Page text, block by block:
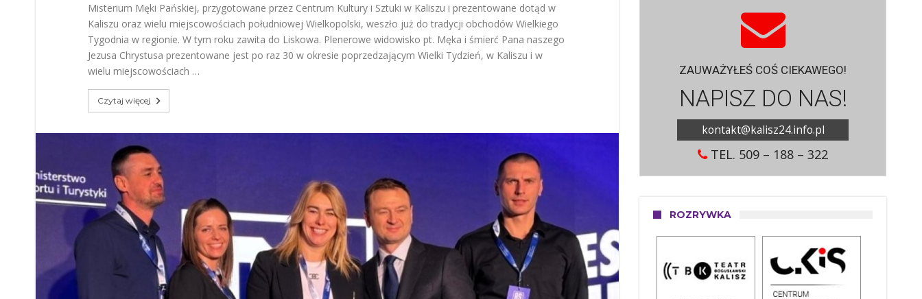
Misterium Męki Pańskiej, przygotowane przez Centrum Kultury i Sztuki w Kaliszu i prezentowane dotąd w
Kaliszu oraz wielu miejscowościach południowej Wielkopolski, weszło już do tradycji obchodów Wielkiego
Tygodnia w regionie. W tym roku zawita do Liskowa. Plenerowe widowisko pt. Męka i śmierć Pana naszego
Jezusa Chrystusa prezentowane jest po raz 30 w okresie poprzedzającym Wielki Tydzień, w Kaliszu i w
wielu miejscowościach …
Czytaj więcej
ZAUWAŻYŁEŚ COŚ CIEKAWEGO!
NAPISZ DO NAS!
kontakt@kalisz24.info.pl
TEL. 509 – 188 – 322
ROZRYWKA